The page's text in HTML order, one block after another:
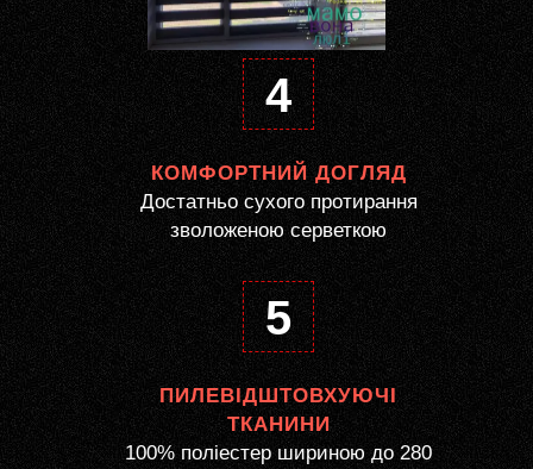
4
КОМФОРТНИЙ ДОГЛЯД
Достатньо сухого протирання
зволоженою серветкою
5
ПИЛЕВІДШТОВХУЮЧІ
ТКАНИНИ
100% поліестер шириною до 280